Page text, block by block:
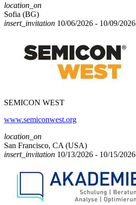
location_on
Sofia (BG)
insert_invitation 10/06/2026 - 10/09/2026
SEMICON WEST
www.semiconwest.org
location_on
San Francisco, CA (USA)
insert_invitation 10/13/2026 - 10/15/2026